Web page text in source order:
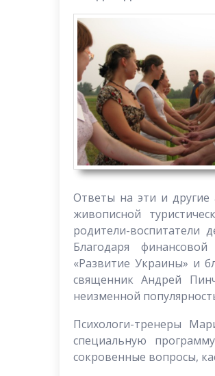
Ответы на эти и другие
живописной
родители-воспитатели
Благодаря
«Развитие Украины» и
священник Андрей
неизменной
Психологи-тренеры
специальную
сокровенные вопросы,